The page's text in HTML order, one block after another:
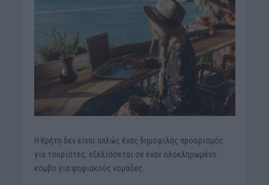
Η Κρήτη δεν είναι απλώς ένας δημοφιλής προορισμός
για τουρίστες, εξελίσσεται σε έναν ολοκληρωμένο
κόμβο για ψηφιακούς νομάδες.